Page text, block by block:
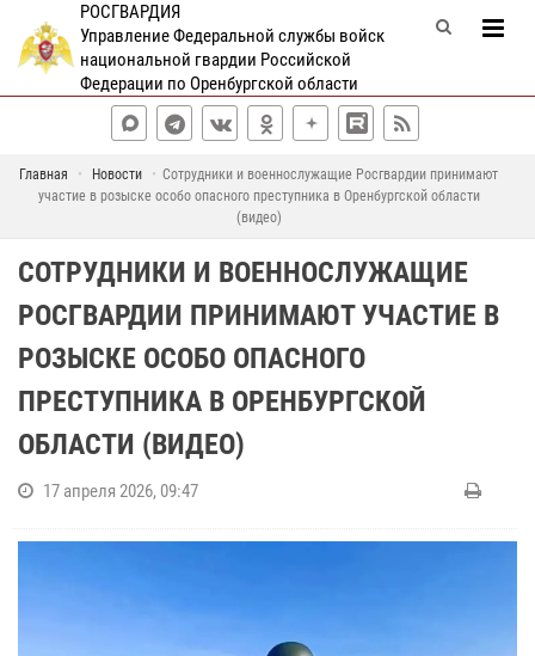
РОСГВАРДИЯ
Управление Федеральной службы войск
национальной гвардии Российской
Федерации по Оренбургской области
Главная Новости
Сотрудники и военнослужащие Росгвардии принимают
участие в розыске особо опасного преступника в Оренбургской области
(видео)
СОТРУДНИКИ И ВОЕННОСЛУЖАЩИЕ
РОСГВАРДИИ ПРИНИМАЮТ УЧАСТИЕ В
РОЗЫСКЕ ОСОБО ОПАСНОГО
ПРЕСТУПНИКА В ОРЕНБУРГСКОЙ
ОБЛАСТИ (ВИДЕО)
17 апреля 2026, 09:47